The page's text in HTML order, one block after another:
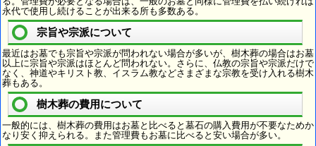
永代で使用し続けることが出来る所も多数ある。
宗旨や宗派について
最近はお墓でも宗旨や宗派が問われない場合が多いが、樹木葬の場合はお墓
以上に宗旨や宗派はほとんど問われない。さらに、仏教の宗旨や宗派だけで
なく、神道やキリスト教、イスラム教などさまざまな宗教を受け入れる樹木
葬もある。
樹木葬の費用について
一般的には、樹木葬の費用はお墓と比べると墓石の購入費用が不要なためか
なり安く抑えられる。また管理費もお墓に比べると安い場合が多い。